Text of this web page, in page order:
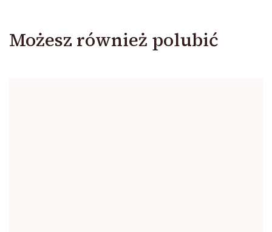
Możesz również polubić